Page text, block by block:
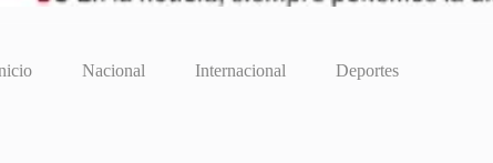
Nacional Internacional Deportes